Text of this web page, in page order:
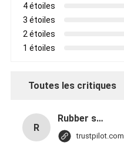
4 étoiles
3 étoiles
2 étoiles
1 étoiles
Toutes les critiques
R
Rubber solid forklift tires For material handling forklift
trustpilot.com